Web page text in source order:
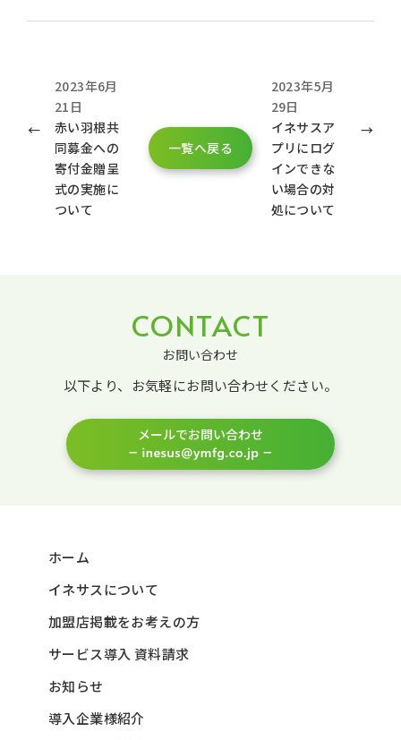
2023年6月
21日
赤い羽根共
同募金への
寄付金贈呈
式の実施に
ついて
一覧へ戻る
2023年5月
29日
イネサスア
プリにログ
インできな
い場合の対
処について
CONTACT
お問い合わせ
以下より、お気軽にお問い合わせください。
メールでお問い合わせ
ホーム
イネサスについて
加盟店掲載をお考えの方
サービス導入 資料請求
お知らせ
導入企業様紹介